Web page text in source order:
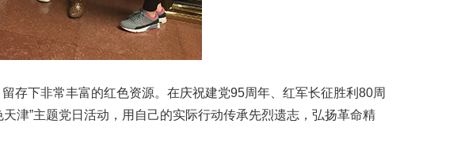
存下非常丰富的红色资源。在庆祝建党95周年、红军长征胜利80周
津”主题党日活动，用自己的实际行动传承先烈遗志，弘扬革命精